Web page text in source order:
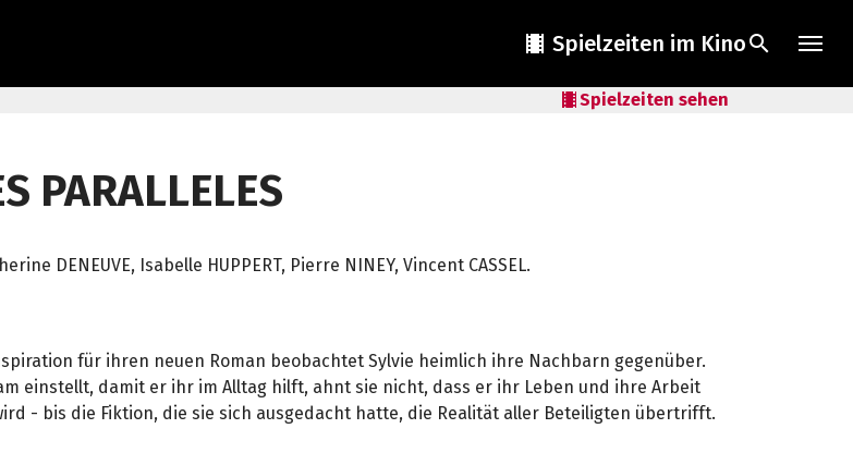
local_movies Spielzeiten im Kinosearch
local_movies Spielzeiten sehen
PARALLELES
DENEUVE, Isabelle HUPPERT, Pierre NINEY, Vincent CASSEL.
für ihren neuen Roman beobachtet Sylvie heimlich ihre Nachbarn gegenüber.
einstellt, damit er ihr im Alltag hilft, ahnt sie nicht, dass er ihr Leben und ihre Arbeit
- bis die Fiktion, die sie sich ausgedacht hatte, die Realität aller Beteiligten übertrifft.